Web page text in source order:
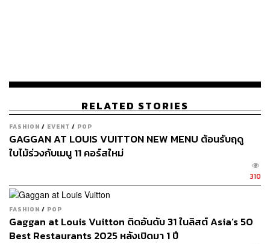
RELATED STORIES
FASHION / EVENT / POP
GAGGAN AT LOUIS VUITTON NEW MENU ต้อนรับฤดู
ใบไม้ร่วงกับเมนู 11 คอร์สใหม่
310
FASHION / POP
Gaggan at Louis Vuitton ติดอันดับ 31 ในลิสต์ Asia’s 50
Best Restaurants 2025 หลังเปิดมา 1 ปี